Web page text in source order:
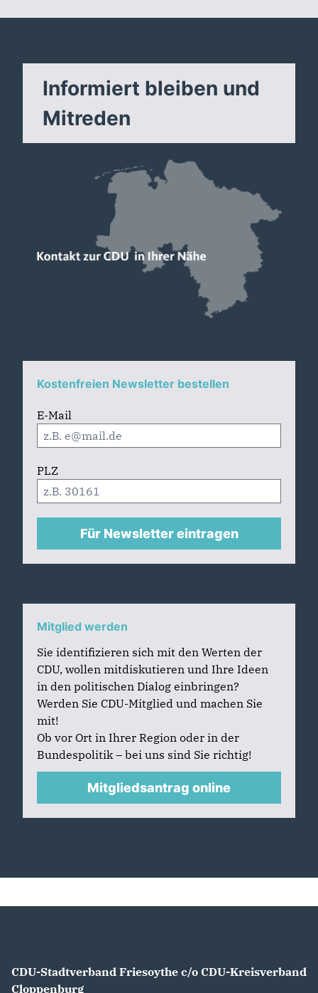
Informiert bleiben und
Mitreden
Kostenfreien Newsletter bestellen
E-Mail
PLZ
Für Newsletter eintragen
Mitglied werden
Sie identifizieren sich mit den Werten der
CDU, wollen mitdiskutieren und Ihre Ideen
in den politischen Dialog einbringen?
Werden Sie CDU-Mitglied und machen Sie
mit!
Ob vor Ort in Ihrer Region oder in der
Bundespolitik – bei uns sind Sie richtig!
Mitgliedsantrag online
CDU-Stadtverband Friesoythe c/o CDU-Kreisverband
Cloppenburg